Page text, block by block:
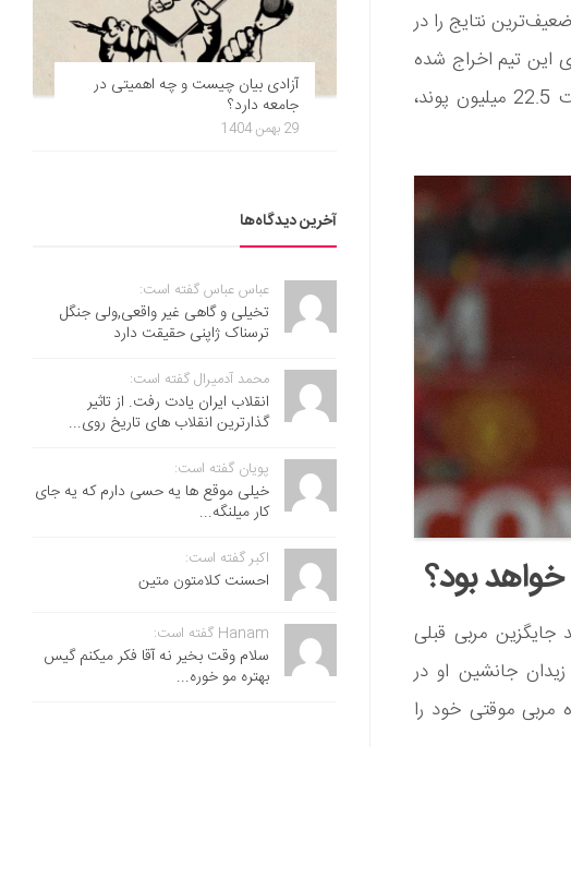
نتایج را در
این تیم اخراج شده
است. درواقع بالاخره باشگاه منچستریونایتد راضی شد تا با پرداخت 22.5 میلیون پوند،
بود؟
با دریافت 364.3 میلیون پوند جایگزین مربی قبلی
جانشین او در
یونایتد بین 24 تا 48 ساعت آینده مربی موقتی خود را
آزادی بیان چیست و چه اهمیتی در
جامعه دارد؟
29 بهمن 1404
آخرین دیدگاه‌ها
عباس عباس گفته است:
تخیلی و گاهی غیر واقعی,ولی جنگل
ترسناک ژاپنی حقیقت دارد
محمد آدمیرال گفته است:
انقلاب ایران یادت رفت. از تاثیر
گذارترین انقلاب های تاریخ روی...
پویان گفته است:
خیلی موقع ها یه حسی دارم که یه جای
کار میلنگه...
اکبر گفته است:
احسنت ‌کلامتون متین
Hanam گفته است:
سلام وقت بخیر نه آقا فکر میکنم گیس
بهتره مو خوره...